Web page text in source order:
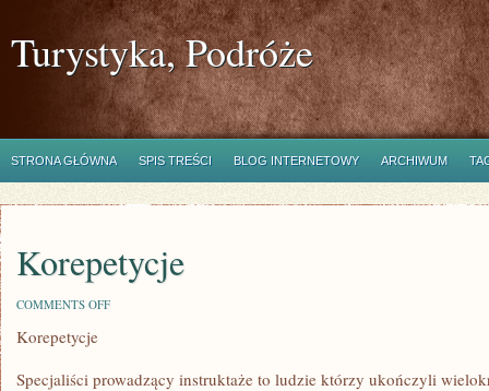
Turystyka, Podróże
STRONA GŁÓWNA SPIS TREŚCI BLOG INTERNETOWY ARCHIWUM
Korepetycje
COMMENTS OFFON
Korepetycje
Specjaliści prowadzący instruktaże to ludzie którzy ukończyli